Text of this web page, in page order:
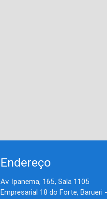
Endereço
Av. Ipanema, 165, Sala 1105
Empresarial 18 do Forte, Barueri